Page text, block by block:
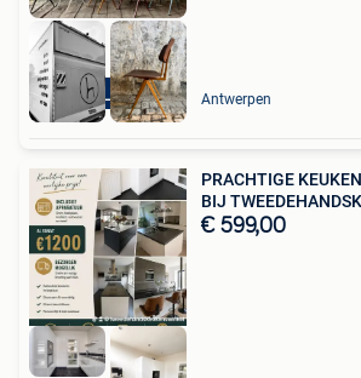
GRATIS LEVERING Antwerpen
PRACHTIGE
BIJ
€ 599,00